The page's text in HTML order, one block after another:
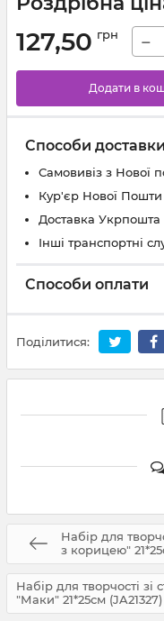
127,50 грн −
Додати в
Способи доставки
Самовивіз з Нової
Кур'єр Нової Пошти
Доставка Укрпошта
Інші транспортні
Способи оплати
Поділитися:
Набір для
з корицею"
Набір для творчості зі
"Маки" 21*25см (JA21327)